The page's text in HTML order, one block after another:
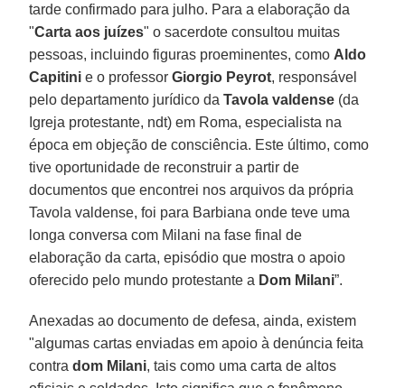
tarde confirmado para julho. Para a elaboração da
"Carta aos juízes" o sacerdote consultou muitas
pessoas, incluindo figuras proeminentes, como Aldo
Capitini e o professorGiorgio Peyrot, responsável
pelo departamento jurídico daTavola valdense (da
Igreja protestante, ndt) em Roma, especialista na
época em objeção de consciência. Este último, como
tive oportunidade de reconstruir a partir de
documentos que encontrei nos arquivos da própria
Tavola valdense, foi para Barbiana onde teve uma
longa conversa com Milani na fase final de
elaboração da carta, episódio que mostra o apoio
oferecido pelo mundo protestante a Dom Milani”.
Anexadas ao documento de defesa, ainda, existem
"algumas cartas enviadas em apoio à denúncia feita
contradom Milani, tais como uma carta de altos